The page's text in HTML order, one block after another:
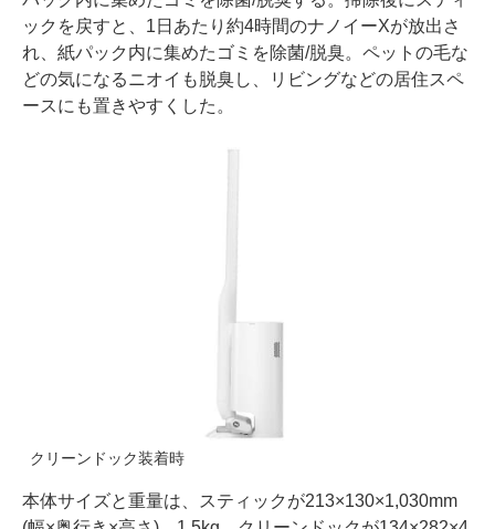
ックを戻すと、1日あたり約4時間のナノイーXが放出さ
れ、紙パック内に集めたゴミを除菌/脱臭。ペットの毛な
どの気になるニオイも脱臭し、リビングなどの居住スペ
ースにも置きやすくした。
クリーンドック装着時
本体サイズと重量は、スティックが213×130×1,030mm